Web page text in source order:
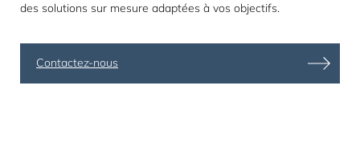
des solutions sur mesure adaptées à vos objectifs.
Contactez-nous